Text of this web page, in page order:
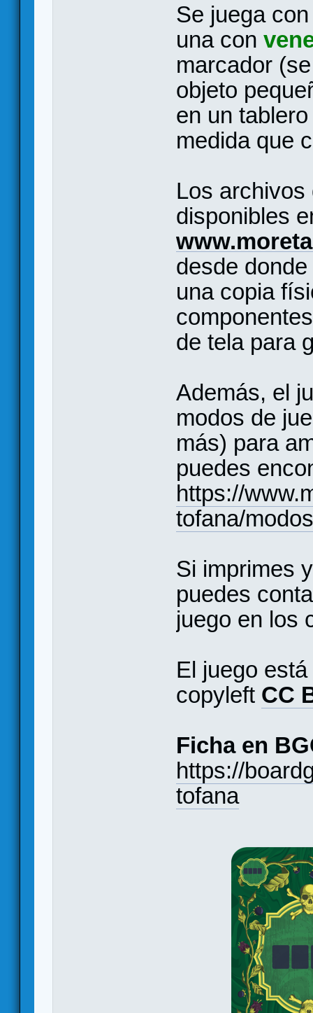
Se juega
una con
marcador
objeto
en un
medida que
Los
disponibles
desde
una copia
de tela para
Además, el
modos de
más) para
puedes
https://
tofana/
Si imprimes
puedes
juego en los
El juego
copyleft CC
Ficha en
https://
tofana